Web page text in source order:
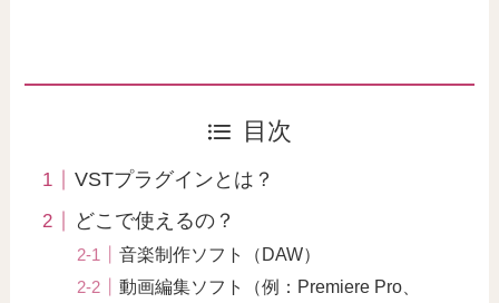
目次
VSTプラグインとは？
どこで使えるの？
音楽制作ソフト（DAW）
動画編集ソフト（例：Premiere Pro、